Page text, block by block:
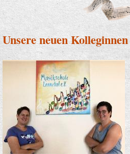
Unsere neuen Kolleginnen